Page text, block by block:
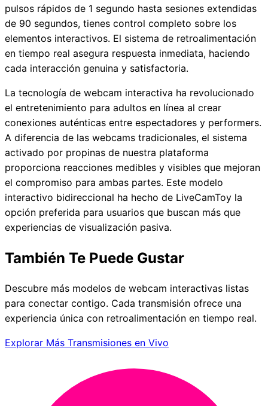
pulsos rápidos de 1 segundo hasta sesiones extendidas
de 90 segundos, tienes control completo sobre los
elementos interactivos. El sistema de retroalimentación
en tiempo real asegura respuesta inmediata, haciendo
cada interacción genuina y satisfactoria.
La tecnología de webcam interactiva ha revolucionado
el entretenimiento para adultos en línea al crear
conexiones auténticas entre espectadores y performers.
A diferencia de las webcams tradicionales, el sistema
activado por propinas de nuestra plataforma
proporciona reacciones medibles y visibles que mejoran
el compromiso para ambas partes. Este modelo
interactivo bidireccional ha hecho de LiveCamToy la
opción preferida para usuarios que buscan más que
experiencias de visualización pasiva.
También Te Puede Gustar
Descubre más modelos de webcam interactivas listas
para conectar contigo. Cada transmisión ofrece una
experiencia única con retroalimentación en tiempo real.
Explorar Más Transmisiones en Vivo